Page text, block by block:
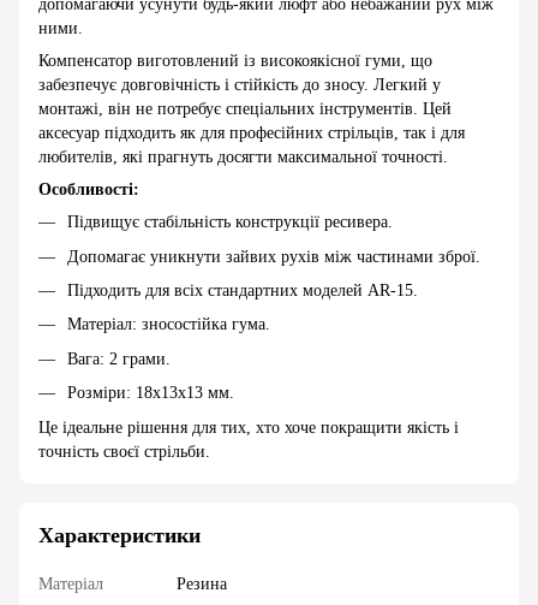
допомагаючи усунути будь-який люфт або небажаний рух між
ними.
Компенсатор виготовлений із високоякісної гуми, що
забезпечує довговічність і стійкість до зносу. Легкий у
монтажі, він не потребує спеціальних інструментів. Цей
аксесуар підходить як для професійних стрільців, так і для
любителів, які прагнуть досягти максимальної точності.
Особливості:
Підвищує стабільність конструкції ресивера.
Допомагає уникнути зайвих рухів між частинами зброї.
Підходить для всіх стандартних моделей AR-15.
Матеріал: зносостійка гума.
Вага: 2 грами.
Розміри: 18х13х13 мм.
Це ідеальне рішення для тих, хто хоче покращити якість і
точність своєї стрільби.
Характеристики
Матеріал
Резина